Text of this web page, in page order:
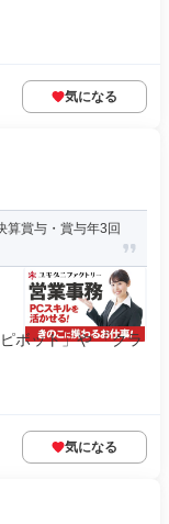
気になる
算賞与・賞与年3回
ボット」や 「クラ
気になる